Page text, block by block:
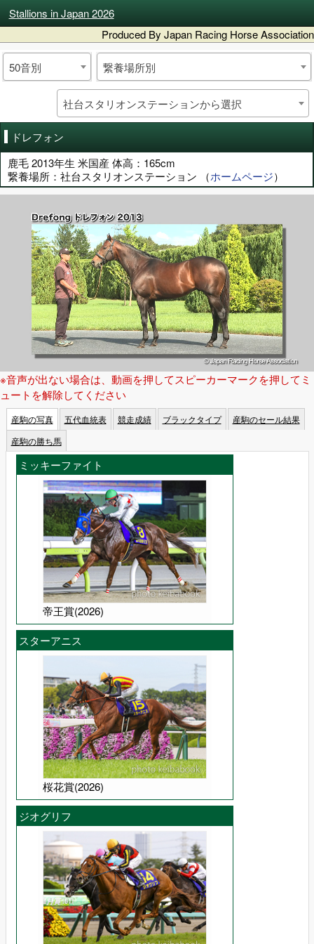
Stallions in Japan 2026
Produced By Japan Racing Horse Association
50音別 繋養場所別
社台スタリオンステーションから選択
ドレフォン
鹿毛 2013年生 米国産 体高：165cm
繋養場所：社台スタリオンステーション （ホームページ）
※音声が出ない場合は、動画を押してスピーカーマークを押してミ
ュートを解除してください
産駒の写真 五代血統表 競走成績 ブラックタイプ
産駒のセール結果
産駒の勝ち馬
ミッキーファイト
帝王賞(2026)
スターアニス
桜花賞(2026)
ジオグリフ